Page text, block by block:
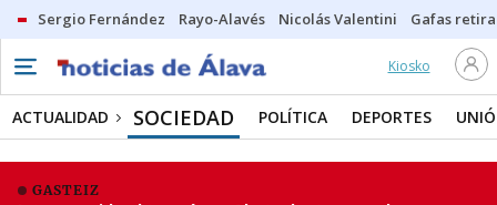
Sergio Fernández Rayo-Alavés Nicolás Valentini Gafas
Kiosko
ACTUALIDAD SOCIEDAD POLÍTICA DEPORTES
GASTEIZ